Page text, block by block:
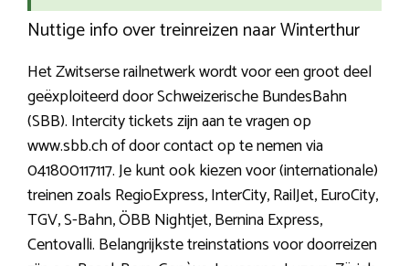
Nuttige info over treinreizen naar Winterthur
Het Zwitserse railnetwerk wordt voor een groot deel
geëxploiteerd door Schweizerische BundesBahn
(SBB). Intercity tickets zijn aan te vragen op
www.sbb.ch of door contact op te nemen via
041800117117. Je kunt ook kiezen voor (internationale)
treinen zoals RegioExpress, InterCity, RailJet, EuroCity,
TGV, S-Bahn, ÖBB Nightjet, Bernina Express,
Centovalli. Belangrijkste treinstations voor doorreizen